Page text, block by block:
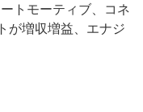
トモーティブ、コネ
が増収増益、エナジ